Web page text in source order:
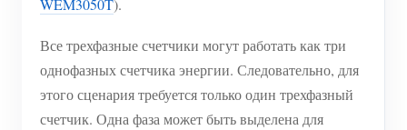
Все трехфазные счетчики могут работать как три
однофазных счетчика энергии. Следовательно, для
этого сценария требуется только один трехфазный
счетчик. Одна фаза может быть выделена для